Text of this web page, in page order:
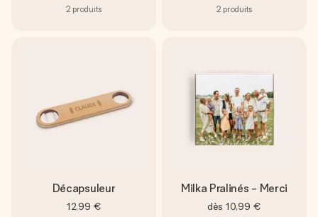
2 produits 2 produits
Décapsuleur
12,99 €
Milka Pralinés - Merci
dès 10,99 €